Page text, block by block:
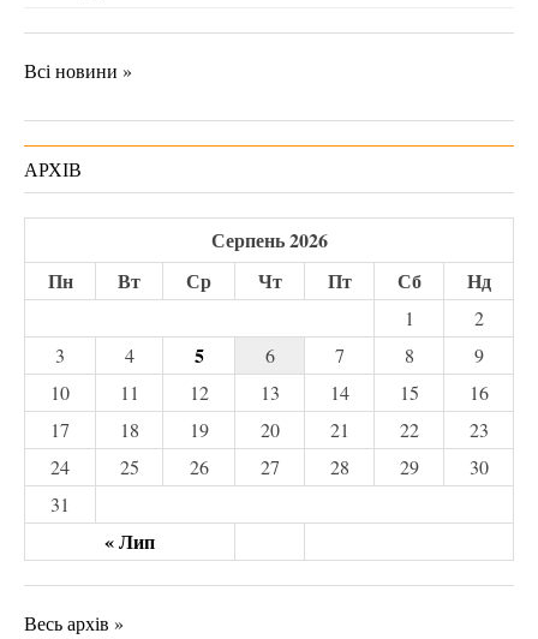
Всі новини »
АРХІВ
Серпень 2026
Пн
Вт Ср Чт Пт Сб Нд
« Лип
1
2
3
4 5 6 7 8
9
10
11 12 13 14 15
16
17
18 19 20 21 22
23
24
25 26 27 28 29
30
31
Весь архів »